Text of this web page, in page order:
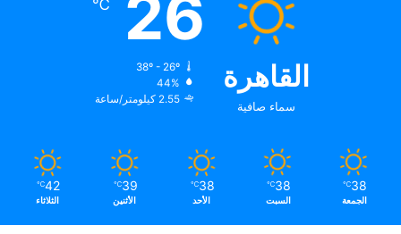
القاهرة
سماء صافية
26
℃
38º - 26º
44%
2.55 كيلومتر/ساعة
38
℃
الجمعة
38
℃
السبت
38
℃
الأحد
39
℃
الأثنين
42
℃
الثلاثاء